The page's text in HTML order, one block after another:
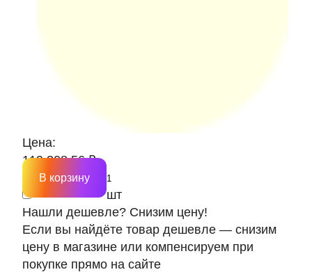
Цена:
119 308.56 ₽
шт
В корзину
Нашли дешевле? Снизим цену!
Если вы найдёте товар дешевле — снизим
цену в магазине или компенсируем при
покупке прямо на сайте